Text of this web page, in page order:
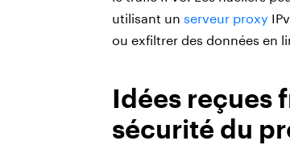
utilisant un serveur proxy
ou exfiltrer des données en
Idées reçues
sécurité du